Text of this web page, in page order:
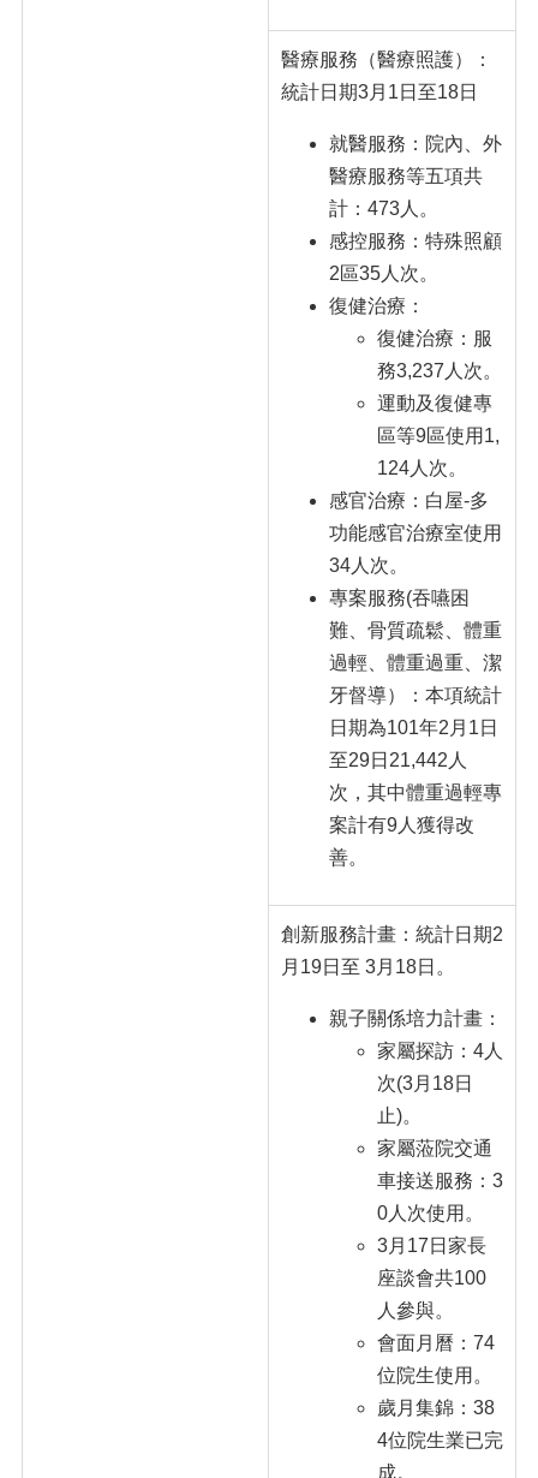
醫療服務（醫療照護）：
統計日期3月1日至18日
就醫服務：院內、外
醫療服務等五項共
計：473人。
感控服務：特殊照顧
2區35人次。
復健治療：
復健治療：服
務3,237人次。
運動及復健專
區等9區使用1,
124人次。
感官治療：白屋-多
功能感官治療室使用
34人次。
專案服務(吞嚥困
難、骨質疏鬆、體重
過輕、體重過重、潔
牙督導）：本項統計
日期為101年2月1日
至29日21,442人
次，其中體重過輕專
案計有9人獲得改
善。
創新服務計畫：統計日期2
月19日至 3月18日。
親子關係培力計畫：
家屬探訪：4人
次(3月18日
止)。
家屬蒞院交通
車接送服務：3
0人次使用。
3月17日家長
座談會共100
人參與。
會面月曆：74
位院生使用。
歲月集錦：38
4位院生業已完
成。